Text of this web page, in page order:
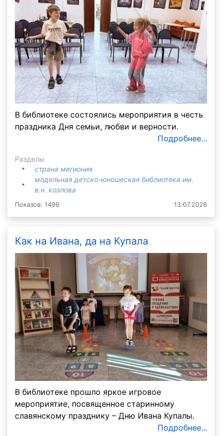
В библиотеке состоялись мероприятия в честь
праздника Дня семьи, любви и верности.
Подробнее...
Разделы
страна мегиония
модельная детско-юношеская библиотека им.
в.н. козлова
Показов: 1496 13.07.2026
Как на Ивана, да на Купала
В библиотеке прошло яркое игровое
мероприятие, посвященное старинному
славянскому празднику – Дню Ивана Купалы.
Подробнее...